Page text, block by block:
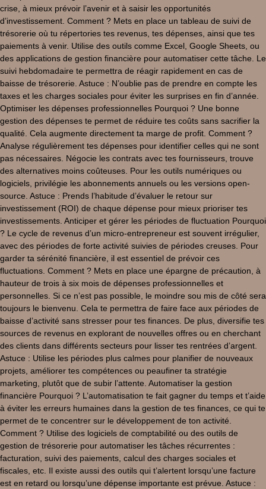
crise, à mieux prévoir l’avenir et à saisir les opportunités
d’investissement. Comment ? Mets en place un tableau de suivi de
trésorerie où tu répertories tes revenus, tes dépenses, ainsi que tes
paiements à venir. Utilise des outils comme Excel, Google Sheets, ou
des applications de gestion financière pour automatiser cette tâche. Le
suivi hebdomadaire te permettra de réagir rapidement en cas de
baisse de trésorerie. Astuce : N’oublie pas de prendre en compte les
taxes et les charges sociales pour éviter les surprises en fin d’année.
Optimiser les dépenses professionnelles Pourquoi ? Une bonne
gestion des dépenses te permet de réduire tes coûts sans sacrifier la
qualité. Cela augmente directement ta marge de profit. Comment ?
Analyse régulièrement tes dépenses pour identifier celles qui ne sont
pas nécessaires. Négocie les contrats avec tes fournisseurs, trouve
des alternatives moins coûteuses. Pour les outils numériques ou
logiciels, privilégie les abonnements annuels ou les versions open-
source. Astuce : Prends l’habitude d’évaluer le retour sur
investissement (ROI) de chaque dépense pour mieux prioriser tes
investissements. Anticiper et gérer les périodes de fluctuation Pourquoi
? Le cycle de revenus d’un micro-entrepreneur est souvent irrégulier,
avec des périodes de forte activité suivies de périodes creuses. Pour
garder ta sérénité financière, il est essentiel de prévoir ces
fluctuations. Comment ? Mets en place une épargne de précaution, à
hauteur de trois à six mois de dépenses professionnelles et
personnelles. Si ce n’est pas possible, le moindre sou mis de côté sera
toujours le bienvenu. Cela te permettra de faire face aux périodes de
baisse d’activité sans stresser pour tes finances. De plus, diversifie tes
sources de revenus en explorant de nouvelles offres ou en cherchant
des clients dans différents secteurs pour lisser tes rentrées d’argent.
Astuce : Utilise les périodes plus calmes pour planifier de nouveaux
projets, améliorer tes compétences ou peaufiner ta stratégie
marketing, plutôt que de subir l’attente. Automatiser la gestion
financière Pourquoi ? L’automatisation te fait gagner du temps et t’aide
à éviter les erreurs humaines dans la gestion de tes finances, ce qui te
permet de te concentrer sur le développement de ton activité.
Comment ? Utilise des logiciels de comptabilité ou des outils de
gestion de trésorerie pour automatiser les tâches récurrentes :
facturation, suivi des paiements, calcul des charges sociales et
fiscales, etc. Il existe aussi des outils qui t’alertent lorsqu’une facture
est en retard ou lorsqu’une dépense importante est prévue. Astuce :